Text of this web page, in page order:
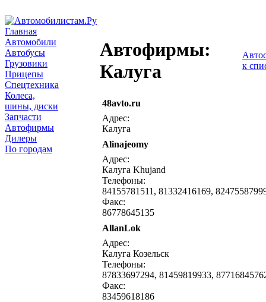
Главная
Автомобили
Автобусы
Грузовики
Прицепы
Спецтехника
Колеса,
шины, диски
Запчасти
Автофирмы
Дилеры
По городам
Автофирмы:
Калуга
к
48avto.ru
Адрес:
Калуга
Alinajeomy
Адрес:
Калуга Khujand
Телефоны:
84155781511, 81332416169,
Факс:
86778645135
AllanLok
Адрес:
Калуга Козельск
Телефоны:
87833697294, 81459819933,
Факс:
83459618186